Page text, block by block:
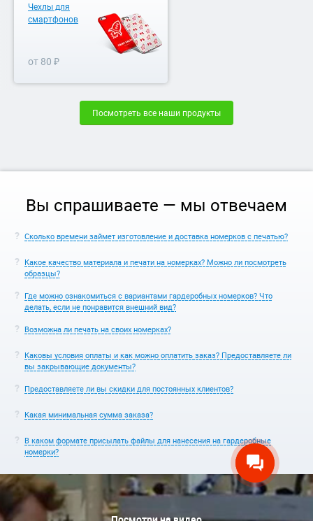
Чехлы для
смартфонов
от 80 ₽
Посмотреть все наши продукты
Вы спрашиваете — мы отвечаем
Сколько времени займет изготовление и доставка номерков с печатью?
Какое качество материала и печати на номерках? Можно ли посмотреть
образцы?
Где можно ознакомиться с вариантами гардеробных номерков? Что
делать, если не понравится внешний вид?
Возможна ли печать на своих номерках?
Каковы условия оплаты и как можно оплатить заказ? Предоставляете ли
вы закрывающие документы?
Предоставляете ли вы скидки для постоянных клиентов?
Какая минимальная сумма заказа?
В каком формате присылать файлы для нанесения на гардеробные
номерки?